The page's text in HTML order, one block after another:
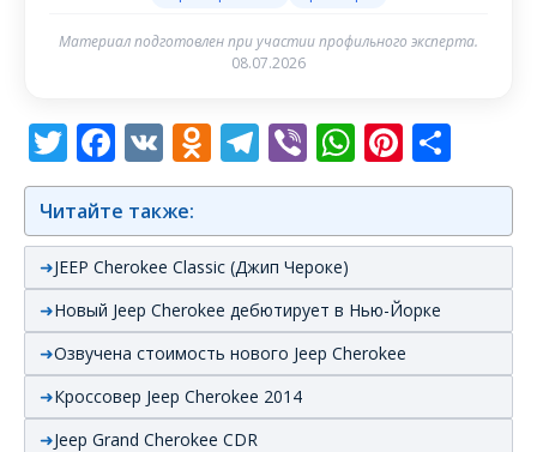
Материал подготовлен при участии профильного эксперта.
08.07.2026
Twitter
Facebook
VK Odnoklassniki
Telegram
Viber
Читайте также:
JEEP Cherokee Classic (Джип Чероке)
Новый Jeep Cherokee дебютирует в Нью-Йорке
Озвучена стоимость нового Jeep Cherokee
Кроссовер Jeep Cherokee 2014
Jeep Grand Cherokee CDR